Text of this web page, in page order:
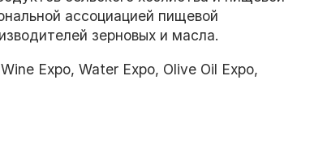
ассоциацией пищевой
зерновых и масла.
Expo, Water Expo, Olive Oil Expo,